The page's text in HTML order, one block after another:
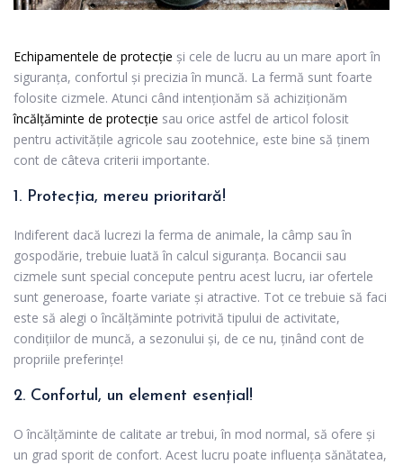
Echipamentele de protecție și cele de lucru au un mare aport în
siguranța, confortul și precizia în muncă. La fermă sunt foarte
folosite cizmele. Atunci când intenționăm să achiziționăm
încălțăminte de protecție sau orice astfel de articol folosit
pentru activitățile agricole sau zootehnice, este bine să ținem
cont de câteva criterii importante.
1. Protecția, mereu prioritară!
Indiferent dacă lucrezi la ferma de animale, la câmp sau în
gospodărie, trebuie luată în calcul siguranța. Bocancii sau
cizmele sunt special concepute pentru acest lucru, iar ofertele
sunt generoase, foarte variate și atractive. Tot ce trebuie să faci
este să alegi o încălțăminte potrivită tipului de activitate,
condițiilor de muncă, a sezonului și, de ce nu, ținând cont de
propriile preferințe!
2. Confortul, un element esențial!
O încălțăminte de calitate ar trebui, în mod normal, să ofere și
un grad sporit de confort. Acest lucru poate influența sănătatea,